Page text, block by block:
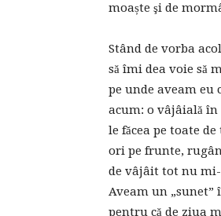
moaște şi de
Stând de vorba
să îmi dea voie să
pe unde aveam eu
acum: o vâjâială
le făcea pe toate
ori pe frunte,
de vâjâit tot nu
Aveam un „sunet”
pentru că de ziua